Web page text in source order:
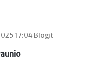
17:04 Blogit